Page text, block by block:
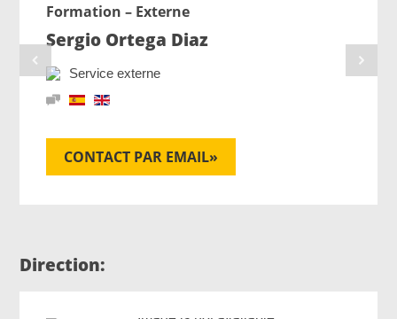
Formation – Externe
Sergio Ortega Diaz
Service externe
CONTACT PAR EMAIL»
Direction: